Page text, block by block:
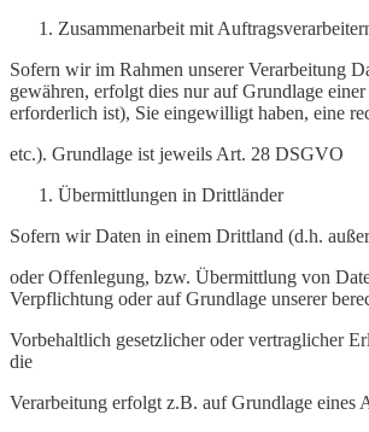
Zusammenarbeit mit
Sofern wir im Rahmen unserer Verarbeitung
gewähren, erfolgt dies nur auf Grundlage
erforderlich ist), Sie eingewilligt haben, eine
etc.). Grundlage ist jeweils Art. 28 DSGVO
Übermittlungen in Drittländer
Sofern wir Daten in einem Drittland (d.h.
oder Offenlegung, bzw. Übermittlung von
Verpflichtung oder auf Grundlage unserer
Vorbehaltlich gesetzlicher oder vertraglicher
die
Verarbeitung erfolgt z.B. auf Grundlage eines